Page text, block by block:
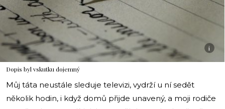
i
Dopis byl vskutku dojemný
Můj táta neustále sleduje televizi, vydrží u ní sedět
několik hodin, i když domů přijde unavený, a moji rodiče